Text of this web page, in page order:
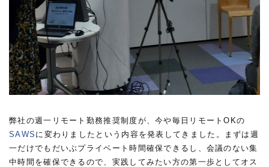
弊社の週一リモート勤務推奨制度が、今や毎日リモートOKの
SAWS に変わりましたという内容を発表してきました。まずは週
一だけでもだいぶプライベート時間確保できるし、会議のない集
中時間を確保できるので、実践してみたい方の第一歩としてオス